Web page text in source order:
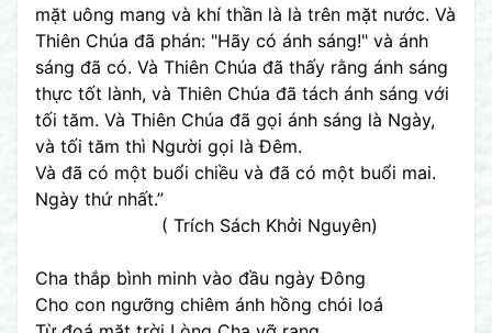
mặt uông mang và khí thần là là trên mặt nước. Và
Thiên Chúa đã phán: "Hãy có ánh sáng!" và ánh
sáng đã có. Và Thiên Chúa đã thấy rằng ánh sáng
thực tốt lành, và Thiên Chúa đã tách ánh sáng với
tối tăm. Và Thiên Chúa đã gọi ánh sáng là Ngày,
và tối tăm thì Người gọi là Ðêm.
Và đã có một buổi chiều và đã có một buổi mai.
Ngày thứ nhất.”
( Trích Sách Khởi Nguyên)
Cha thắp bình minh vào đầu ngày Đông
Cho con ngưỡng chiêm ánh hồng chói loá